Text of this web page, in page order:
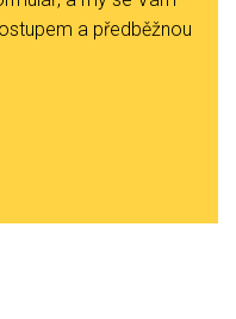
a předběžnou